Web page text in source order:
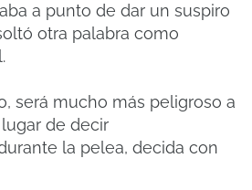
a punto de dar un suspiro
otra palabra como
será mucho más peligroso a
de decir
la pelea, decida con